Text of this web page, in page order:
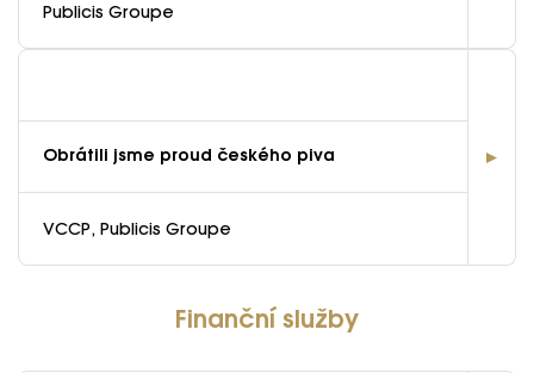
Publicis Groupe
Obrátili jsme proud českého piva
VCCP, Publicis Groupe
Finanční služby